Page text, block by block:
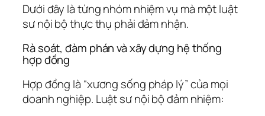
Dưới đây là từng nhóm nhiệm vụ mà một luật
sư nội bộ thực thụ phải đảm nhận.
Rà soát, đàm phán và xây dựng hệ thống
hợp đồng
Hợp đồng là “xương sống pháp lý” của mọi
doanh nghiệp. Luật sư nội bộ đảm nhiệm: